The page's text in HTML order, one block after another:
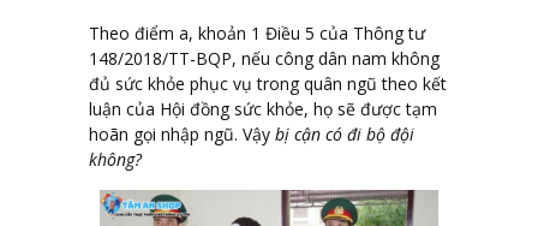
Theo điểm a, khoản 1 Điều 5 của Thông tư
148/2018/TT-BQP, nếu công dân nam không
đủ sức khỏe phục vụ trong quân ngũ theo kết
luận của Hội đồng sức khỏe, họ sẽ được tạm
hoãn gọi nhập ngũ. Vậy bị cận có đi bộ đội
không?